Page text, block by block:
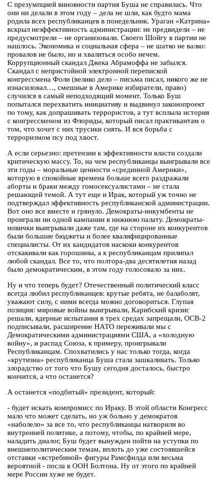
С презумпцией виновности партия Буша не справилась. Что
они ни делали в этом году – дела не шли, как будто мама
родила всех республиканцев в понедельник. Ураган «Катрина»
вскрыл неэффективность администрации: не предвидели – не
предусмотрели – не организовали. Своего Шойгу в партии не
нашлось. Экономика и социальная сфера – не шатко не валко:
провалов не было, но и хвалиться особо нечем.
Коррупционный скандал Джека Абрамоффа не забылся.
Скандал с непристойной электронной перепиской
конгрессмена Фоли (велико дело – письма писал, никого же не
изнасиловал…, смешные в Америке избиратели, право)
случился в самый неподходящий момент. Только Буш
попытался перехватить инициативу и выдвинул законопроект
по тому, как допрашивать террористов, а тут всплыла история
с конгрессменом из Флориды, который писал практикантам о
том, что хочет с них трусики снять. И вся борьба с
терроризмом псу под хвост.
А если серьезно: претензии к эффективности власти создали
критическую массу. То, на чем республиканцы выигрывали все
эти годы – моральные ценности «срединной Америки»,
которую в спокойные времена больше всего раздражали
аборты и браки между гомосексуалистами – не стала
решающей темой. А тут еще и Ирак, который уж точно не
подтверждал эффективность республиканской администрации.
Вот оно все вместе и грянуло. Демократы-инкумбенты не
проиграли ни одной кампании в нижнюю палату. Демократы-
новички выигрывали даже там, где на стороне их конкурентов
были большие бюджеты и более квалифицированные
специалисты. От их кандидатов наскоки конкурентов
отскакивали как горошины, а к республиканцам прилипал
любой скандал. Все то, что полтора-два десятилетия назад
было демократическим, в этом году голосовало за них.
Ну и что теперь будет? Отечественный политический класс
всегда любил республиканцев: крутые ребята, не балаболят,
уважают силу, с ними всегда можно договориться. Глупая
позиция: мировые войны выигрывали, Карибский кризис
решали, ядерные испытания в трех средах запрещали, ОСВ-2
подписывали, расширение НАТО переживали мы с
Демократическими администрациями США, а «холодную
войну», и распад Союза, к примеру, проигрывали
Республиканцам. Спохватились у нас только тогда, когда
«крутизна» республиканца Буша стала зашкаливать. Только
злорадство от того что Бушу сегодня досталось, быстро
кончится, а что останется?
А останется «подбитый» президент, который:
- будет искать компромисс по Ираку. В этой области Конгресс
мало что может сделать, но уж больно у демократов
«наболело» за все то, что республиканцы натворили во
внутренней политике, а потому, чтобы, по крайней мере,
наладить диалог, Буш будет вынужден пойти на уступки по
внешнеполитическим темам, вплоть до уже состоявшейся
отставки «ястребиной» фигуры Рамсфилда или весьма
вероятной - посла в ООН Болтона. Ну от этого по крайней
мере России хуже не будет.